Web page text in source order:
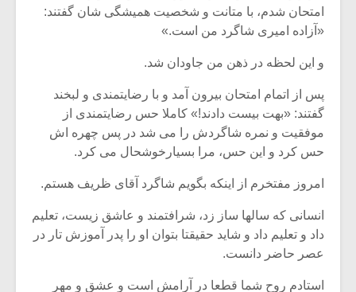
امتحان شدم، با متانت و شخصیت همیشگی شان گفتند:
«آزاده امیری شاگرد من است.»
و این لحظه در ذهن من جاودان شد.
پس از اتمام امتحان بیرون آمد و با رضایتمندی و لبخند
گفتند: «بهت بیست دادند!» کاملا حس رضایتمندی از
موفقیت و نمره شاگردش را می شد در پس چهره اش
حس کرد و این حس، مرا بسیارخوشحال می کرد.
امروز مفتخرم از اینکه بگویم شاگرد آقای ظریف هستم.
انسانی که سالها ساز زد، شرافتمند و عاشق زیست، تعلیم
داد و تعلیم داد و شاید حقیقتا بتوان او را پدر آموزش تار در
عصر حاضر دانست.
استادم روح شما قطعا در آرامش است و عشق و مهر